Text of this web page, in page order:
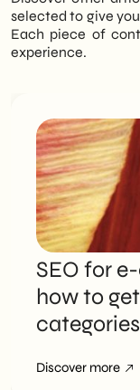
selected to give
Each piece of
experience.
SEO for
how to
Discover more